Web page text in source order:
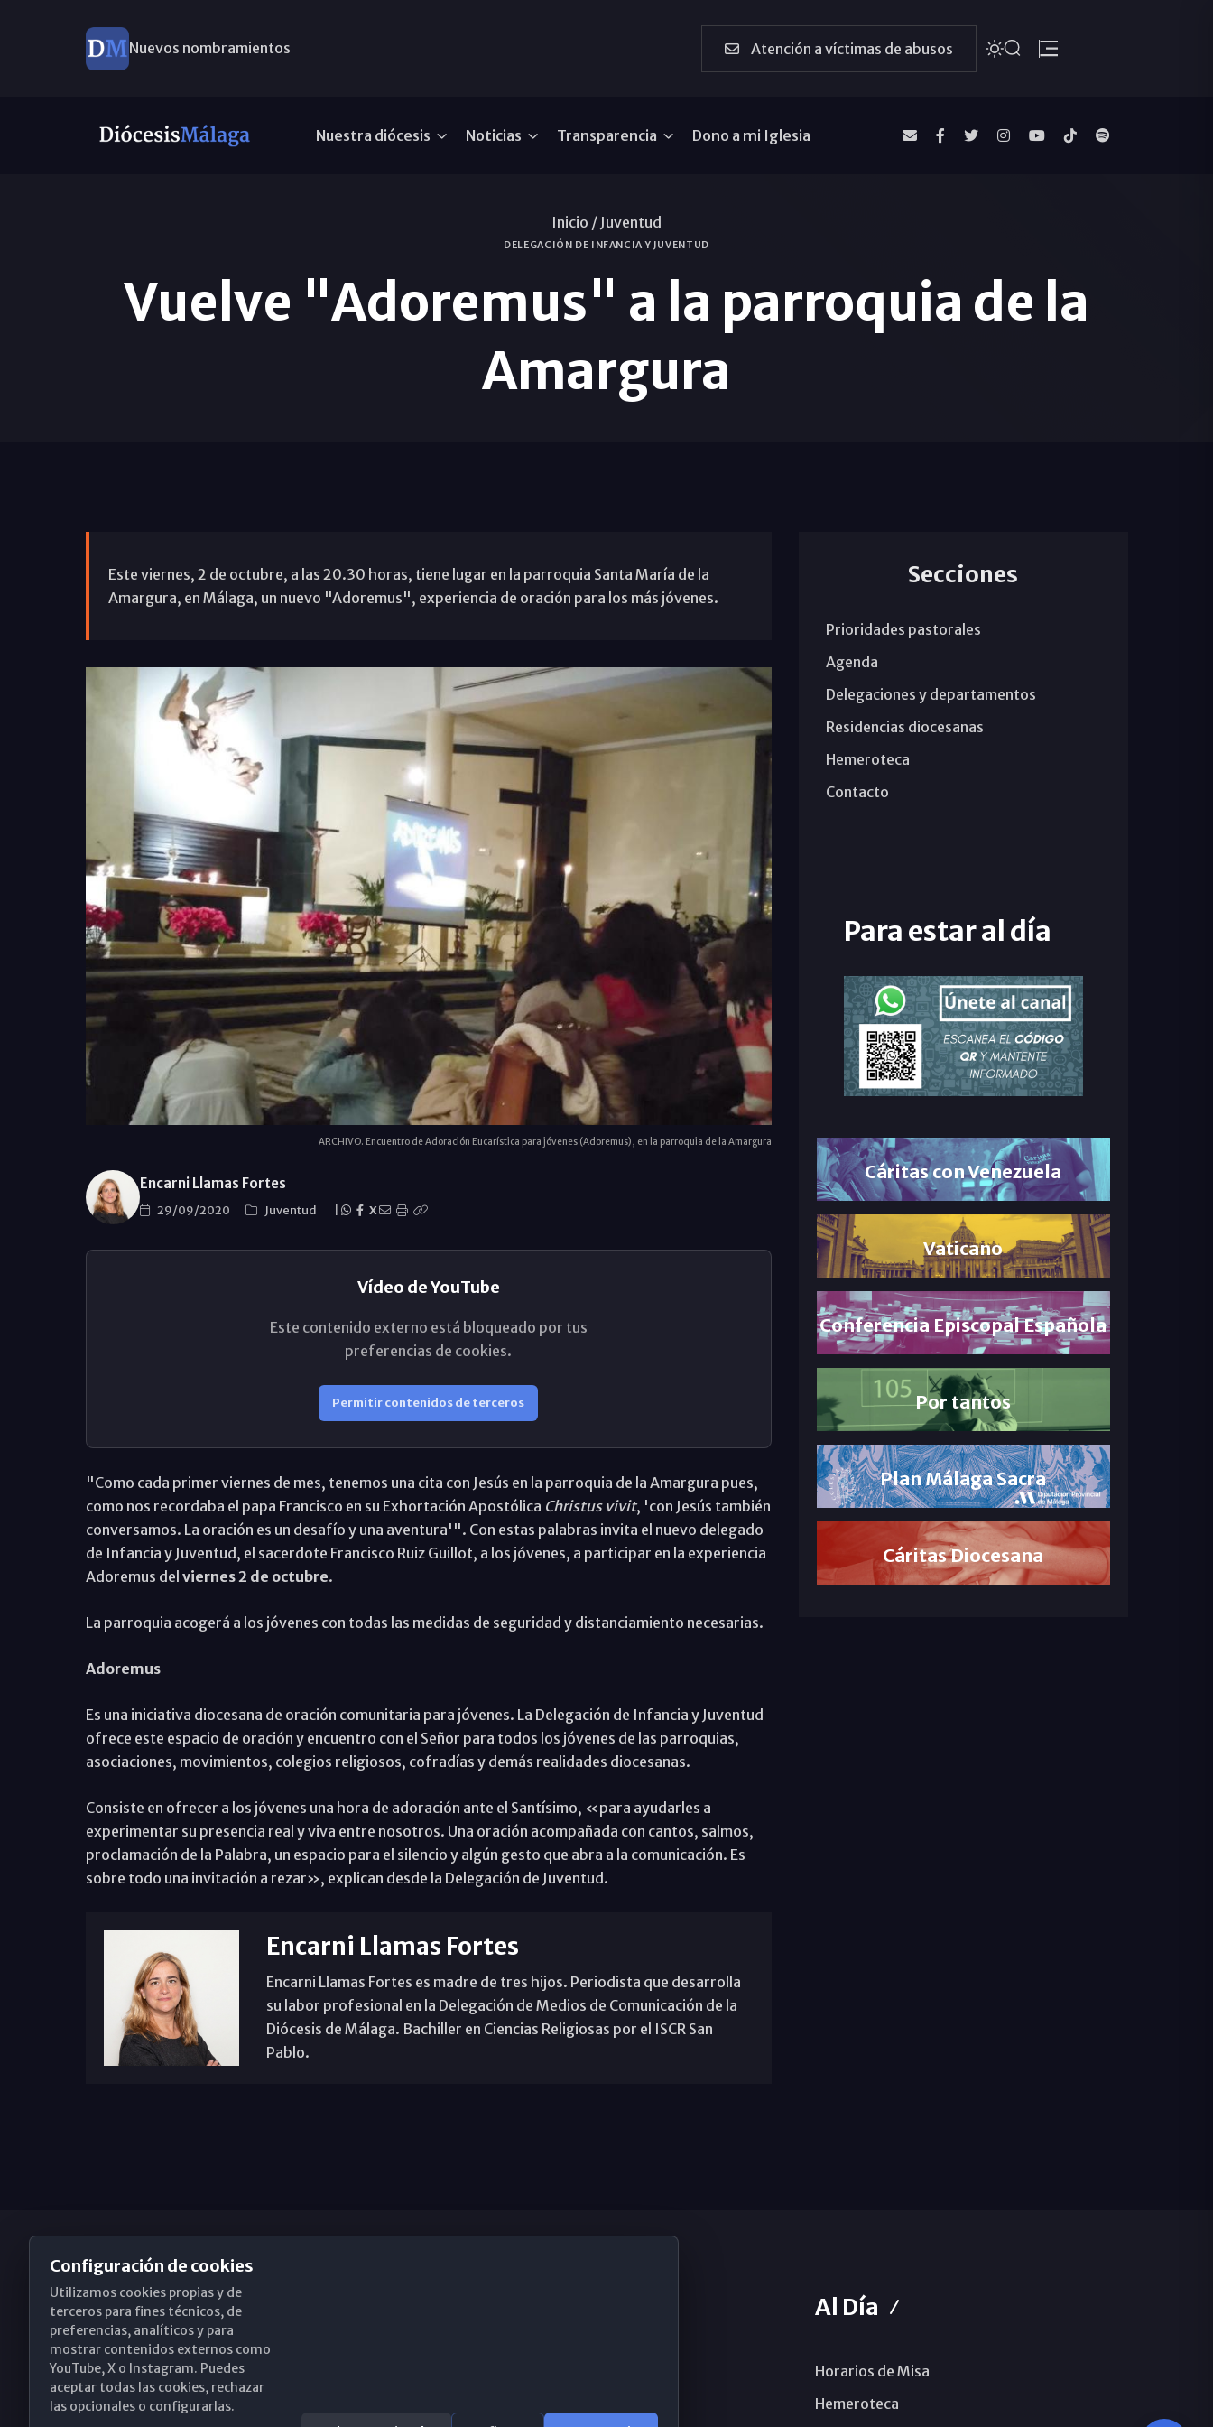
Nuevos nombramientos Atención a víctimas de abusos
Nuestra diócesis Noticias Transparencia Dono a mi Iglesia
Inicio / Juventud
DELEGACIÓN DE INFANCIA Y JUVENTUD
Vuelve "Adoremus" a la parroquia de la
Amargura
Este viernes, 2 de octubre, a las 20.30 horas, tiene lugar en la parroquia Santa María de la
Amargura, en Málaga, un nuevo "Adoremus", experiencia de oración para los más jóvenes.
ARCHIVO. Encuentro de Adoración Eucarística para jóvenes (Adoremus), en la parroquia de la Amargura
Encarni Llamas Fortes
29/09/2020 Juventud X
Vídeo de YouTube
Este contenido externo está bloqueado por tus
preferencias de cookies.
Permitir contenidos de terceros
"Como cada primer viernes de mes, tenemos una cita con Jesús en la parroquia de la Amargura pues,
como nos recordaba el papa Francisco en su Exhortación Apostólica Christus vivit, 'con Jesús también
conversamos. La oración es un desafío y una aventura'". Con estas palabras invita el nuevo delegado
de Infancia y Juventud, el sacerdote Francisco Ruiz Guillot, a los jóvenes, a participar en la experiencia
Adoremus del viernes 2 de octubre.
La parroquia acogerá a los jóvenes con todas las medidas de seguridad y distanciamiento necesarias.
Adoremus
Es una iniciativa diocesana de oración comunitaria para jóvenes. La Delegación de Infancia y Juventud
ofrece este espacio de oración y encuentro con el Señor para todos los jóvenes de las parroquias,
asociaciones, movimientos, colegios religiosos, cofradías y demás realidades diocesanas.
Consiste en ofrecer a los jóvenes una hora de adoración ante el Santísimo, «para ayudarles a
experimentar su presencia real y viva entre nosotros. Una oración acompañada con cantos, salmos,
proclamación de la Palabra, un espacio para el silencio y algún gesto que abra a la comunicación. Es
sobre todo una invitación a rezar», explican desde la Delegación de Juventud.
Encarni Llamas Fortes
Encarni Llamas Fortes es madre de tres hijos. Periodista que desarrolla
su labor profesional en la Delegación de Medios de Comunicación de la
Diócesis de Málaga. Bachiller en Ciencias Religiosas por el ISCR San
Pablo.
Secciones
Prioridades pastorales
Agenda
Delegaciones y departamentos
Residencias diocesanas
Hemeroteca
Contacto
Para estar al día
Cáritas con Venezuela
Vaticano
Conferencia Episcopal Española
Por tantos
Plan Málaga Sacra
Cáritas Diocesana
Obispado de Málaga
Santa María, 18-20. 29015 Málaga
(+34) 952 224 386
Al Día
Horarios de Misa
Hemeroteca
Configuración de cookies
Utilizamos cookies propias y de
terceros para fines técnicos, de
preferencias, analíticos y para
mostrar contenidos externos como
YouTube, X o Instagram. Puedes
aceptar todas las cookies, rechazar
las opcionales o configurarlas.